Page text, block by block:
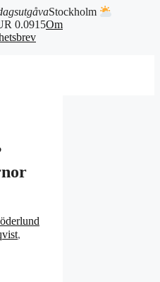
Stockholm
0.0915Om
,